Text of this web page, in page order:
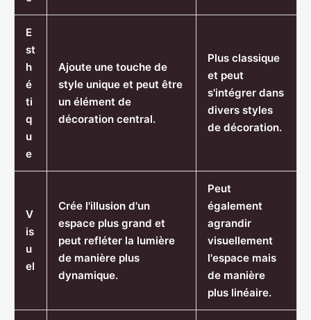
E
st
h
é
ti
q
u
e
Ajoute une touche de
style unique et peut être
un élément de
décoration central.
Plus classique
et peut
s'intégrer dans
divers styles
de décoration.
V
is
u
el
Crée l'illusion d'un
espace plus grand et
peut refléter la lumière
de manière plus
dynamique.
Peut
également
agrandir
visuellement
l'espace mais
de manière
plus linéaire.